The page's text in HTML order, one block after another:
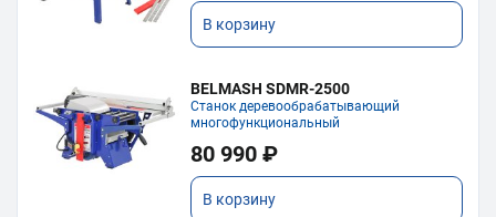
В корзину
BELMASH SDMR-2500
Станок деревообрабатывающий
многофункциональный
80 990 ₽
В корзину